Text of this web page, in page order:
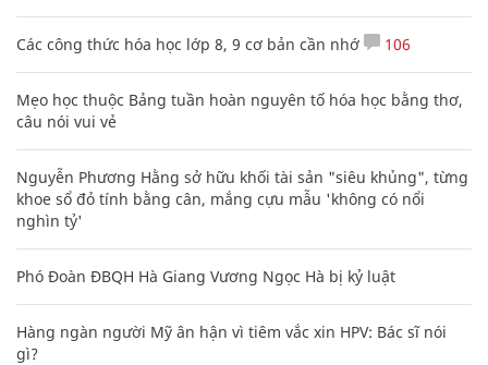
Các công thức hóa học lớp 8, 9 cơ bản cần nhớ 106
Mẹo học thuộc Bảng tuần hoàn nguyên tố hóa học bằng thơ,
câu nói vui vẻ
Nguyễn Phương Hằng sở hữu khối tài sản "siêu khủng", từng
khoe sổ đỏ tính bằng cân, mắng cựu mẫu 'không có nổi
nghìn tỷ'
Phó Đoàn ĐBQH Hà Giang Vương Ngọc Hà bị kỷ luật
Hàng ngàn người Mỹ ân hận vì tiêm vắc xin HPV: Bác sĩ nói
gì?